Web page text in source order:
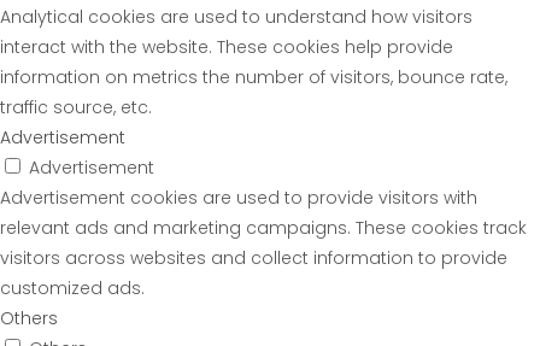
Analytical cookies are used to understand how visitors
interact with the website. These cookies help provide
information on metrics the number of visitors, bounce rate,
traffic source, etc.
Advertisement
Advertisement
Advertisement cookies are used to provide visitors with
relevant ads and marketing campaigns. These cookies track
visitors across websites and collect information to provide
customized ads.
Others